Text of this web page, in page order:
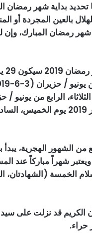
تحديد بداية شهر رمضان
أي رؤية الهلال بالعين
رمضان المبارك، وإن
الشهور الهجرية، يبدأ
شهراً مباركاً عند
الخمسة (الشهادتان،
الكريم قد نزلت على
حراء.